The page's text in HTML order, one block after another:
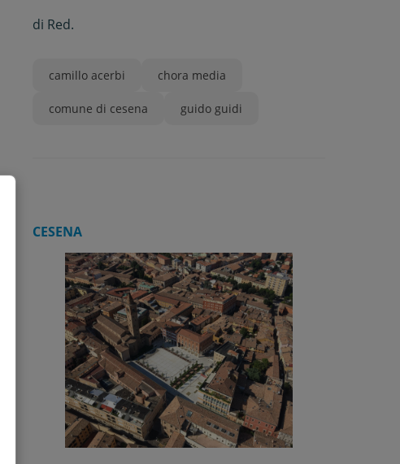
poetica e l’arte del fotografo
di Red.
camillo acerbi chora media
comune di cesena guido guidi
CESENA